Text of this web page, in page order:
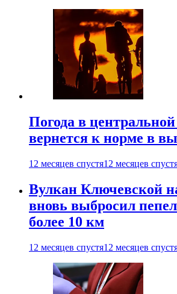
Погода в
вернется к норме в
12 месяцев спустя12 месяцев
Вулкан Ключевской
вновь выбросил
более 10 км
12 месяцев спустя12 месяцев